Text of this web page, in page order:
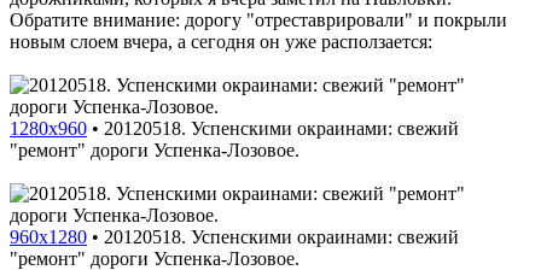
Обратите внимание: дорогу "отреставрировали" и покрыли
новым слоем вчера, а сегодня он уже расползается:
1280x960 • 20120518. Успенскими окраинами: свежий
"ремонт" дороги Успенка-Лозовое.
960x1280 • 20120518. Успенскими окраинами: свежий
"ремонт" дороги Успенка-Лозовое.